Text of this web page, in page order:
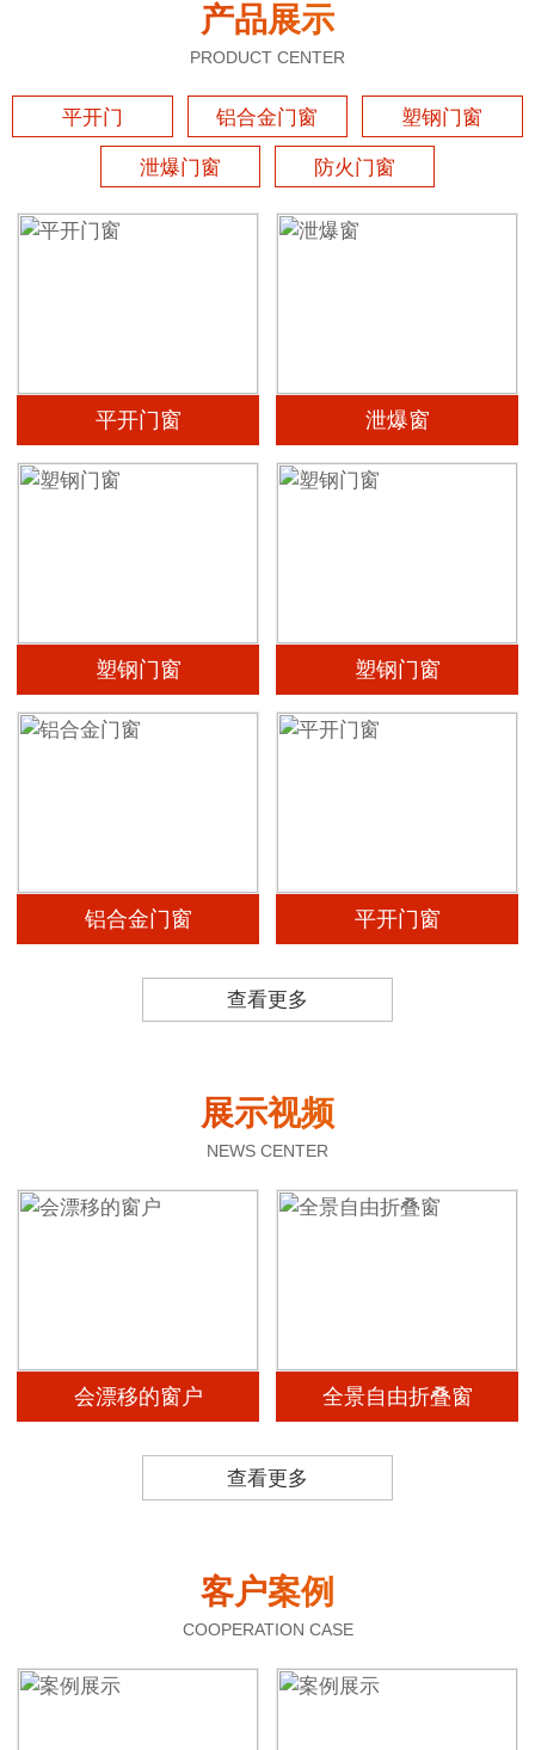
产品展示
PRODUCT CENTER
平开门 铝合金门窗 塑钢门窗
泄爆门窗 防火门窗
平开门窗 泄爆窗
塑钢门窗 塑钢门窗
铝合金门窗 平开门窗
查看更多
展示视频
NEWS CENTER
会漂移的窗户 全景自由折叠窗
查看更多
客户案例
COOPERATION CASE